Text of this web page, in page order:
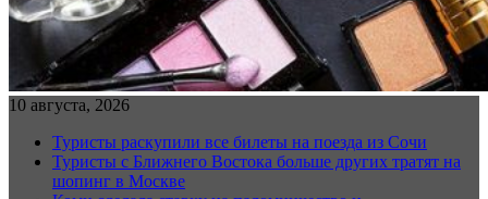
10 августа, 2026
Туристы раскупили все билеты на поезда из Сочи
Туристы с Ближнего Востока больше других тратят на
шопинг в Москве